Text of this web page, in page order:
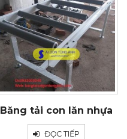
Băng tải con lăn nhựa
ĐỌC TIẾP